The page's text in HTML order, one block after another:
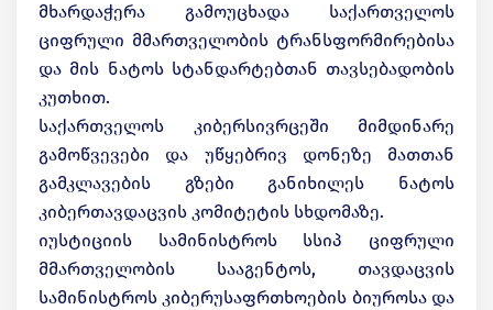
მხარდაჭერა გამოუცხადა საქართველოს
ციფრული მმართველობის ტრანსფორმირებისა
და მის ნატოს სტანდარტებთან თავსებადობის
კუთხით.
საქართველოს კიბერსივრცეში მიმდინარე
გამოწვევები და უწყებრივ დონეზე მათთან
გამკლავების გზები განიხილეს ნატოს
კიბერთავდაცვის კომიტეტის სხდომაზე.
იუსტიციის სამინისტროს სსიპ ციფრული
მმართველობის სააგენტოს, თავდაცვის
სამინისტროს კიბერუსაფრთხოების ბიუროსა და